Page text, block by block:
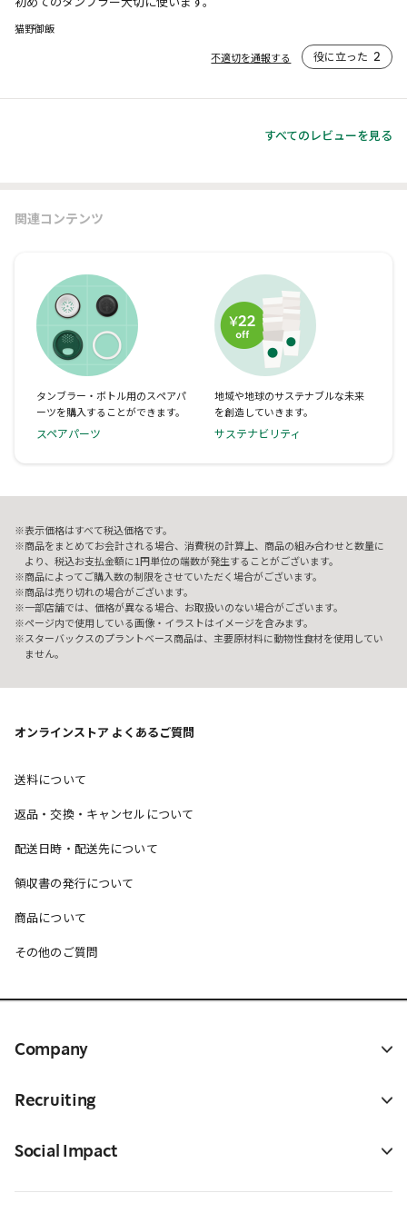
猫野御飯
不適切を通報する 役に立った 2
すべてのレビューを見る
関連コンテンツ
タンブラー・ボトル用のスペアパ
ーツを購入することができます。
スペアパーツ
地域や地球のサステナブルな未来
を創造していきます。
サステナビリティ
表示価格はすべて税込価格です。
商品をまとめてお会計される場合、消費税の計算上、商品の組み合わせと数量に
より、税込お支払金額に1円単位の端数が発生することがございます。
商品によってご購入数の制限をさせていただく場合がございます。
商品は売り切れの場合がございます。
一部店舗では、価格が異なる場合、お取扱いのない場合がございます。
ページ内で使用している画像・イラストはイメージを含みます。
スターバックスのプラントベース商品は、主要原材料に動物性食材を使用してい
ません。
オンラインストア よくあるご質問
送料について
返品・交換・キャンセルについて
配送日時・配送先について
領収書の発行について
商品について
その他のご質問
Company
Recruiting
Social Impact